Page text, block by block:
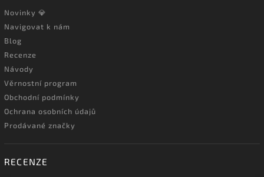
Novinky 💎
Navigovat k nám
Blog
Recenze
Návody
Věrnostní program
Obchodní podmínky
Ochrana osobních údajů
Prodávané značky
RECENZE